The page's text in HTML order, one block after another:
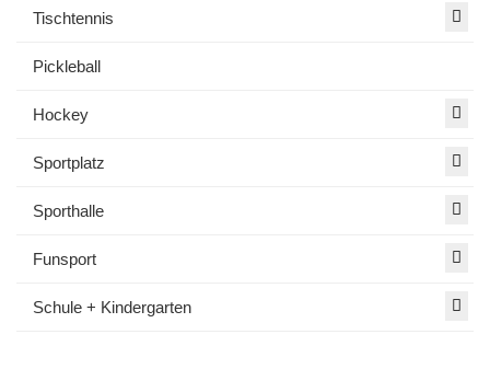
Tischtennis
Pickleball
Hockey
Sportplatz
Sporthalle
Funsport
Schule + Kindergarten